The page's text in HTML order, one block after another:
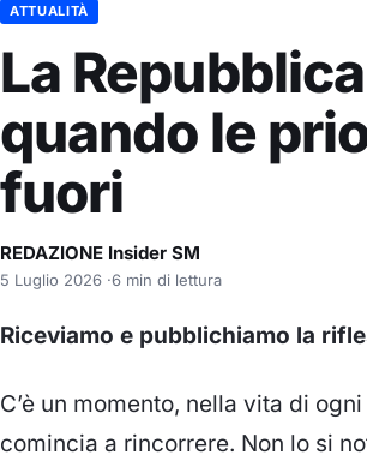
ATTUALITÀ
La
quando le
fuori
REDAZIONE Insider SM
5 Luglio 2026 ·6 min di lettura
Riceviamo e pubblichiamo la
C’è un momento, nella vita di
comincia a rincorrere. Non lo si